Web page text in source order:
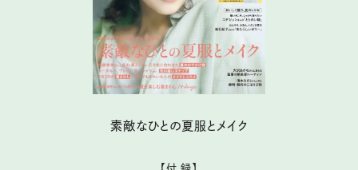
素敵なひとの夏服とメイク